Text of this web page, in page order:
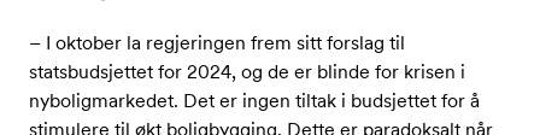
– I oktober la regjeringen frem sitt forslag til
statsbudsjettet for 2024, og de er blinde for krisen i
nyboligmarkedet. Det er ingen tiltak i budsjettet for å
stimulere til økt boligbygging. Dette er paradoksalt når